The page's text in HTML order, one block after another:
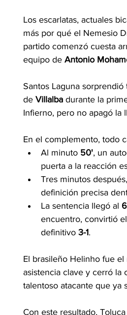
Los escarlatas, actuales
más por qué el Nemesio
partido comenzó cuesta
equipo de Antonio
Santos Laguna
de Villalba durante la
Infierno, pero no apagó la
En el complemento, todo
Al minuto 50', un
puerta a la reacción
Tres minutos
definición precisa
La sentencia llegó al
encuentro, convirtió
definitivo 3-1.
El brasileño Helinho fue
asistencia clave y cerró la
talentoso atacante que ya
Con este resultado,